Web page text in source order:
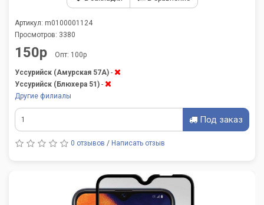
Артикул: m0100001124
Просмотров: 3380
150р Опт: 100р
Уссурийск (Амурская 57А) -
Уссурийск (Блюхера 51) -
Другие филиалы
Под заказ
0 отзывов / Написать отзыв